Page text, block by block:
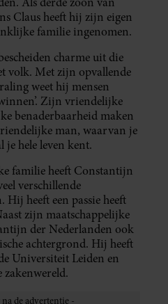
Claus heeft hij zijn eigen
familie ingenomen.
charme uit die
volk. Met zijn opvallende
weet hij mensen
Zijn vriendelijke
benaderbaarheid maken
man, waarvan je
hele leven kent.
familie heeft Constantijn
verschillende
Hij heeft een passie heeft
zijn maatschappelijke
der Nederlanden ook
achtergrond. Hij heeft
Universiteit Leiden en
zakenwereld.